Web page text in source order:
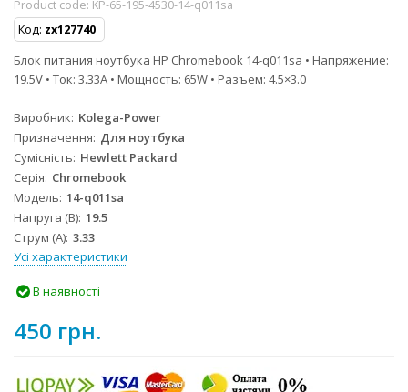
Product code: KP-65-195-4530-14-q011sa
Код: zx127740
Блок питания ноутбука HP Chromebook 14-q011sa • Напряжение:
19.5V • Ток: 3.33A • Мощность: 65W • Разъем: 4.5×3.0
Виробник Kolega-Power
Призначення Для ноутбука
Сумісність Hewlett Packard
Серія Chromebook
Модель 14-q011sa
Напруга (В) 19.5
Струм (А) 3.33
Усі характеристики
В наявності
450 грн.